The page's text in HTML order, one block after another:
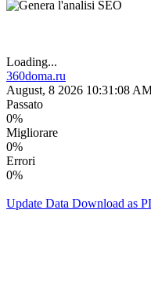
Loading...
360doma.ru
August, 8 2026 10:31:08
Passato
0%
Migliorare
0%
Errori
0%
Update Data Download as